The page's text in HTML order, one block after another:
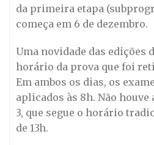
da primeira etapa
começa em 6 de dezembro.
Uma novidade das edições
horário da prova que foi
Em ambos os dias, os
aplicados às 8h. Não houve
3, que segue o horário
de 13h.